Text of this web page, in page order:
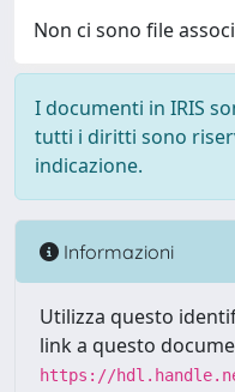
Non ci sono file
I documenti in IRIS
tutti i diritti sono
indicazione.
Informazioni
Utilizza questo
link a questo
https://